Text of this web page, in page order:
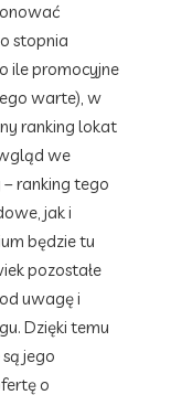
stopnia
ile promocyjne
warte), w
ranking lokat
we
ranking tego
jak i
będzie tu
pozostałe
uwagę i
Dzięki temu
jego
o